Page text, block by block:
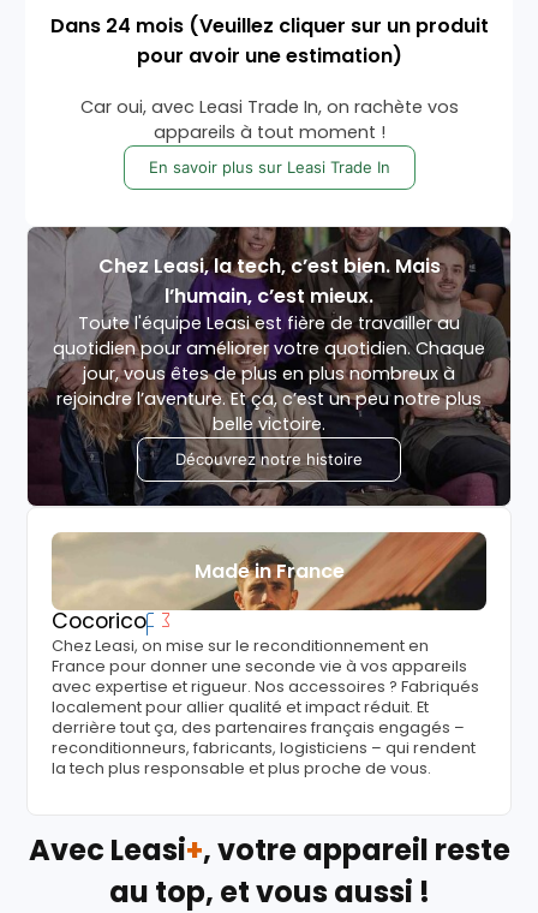
Dans 24 mois (Veuillez cliquer sur un produit
pour avoir une estimation)
Car oui, avec Leasi Trade In, on rachète vos
appareils à tout moment !
En savoir plus sur Leasi Trade In
Chez Leasi, la tech, c’est bien. Mais
l’humain, c’est mieux.
Toute l'équipe Leasi est fière de travailler au
quotidien pour améliorer votre quotidien. Chaque
jour, vous êtes de plus en plus nombreux à
rejoindre l’aventure. Et ça, c’est un peu notre plus
belle victoire.
Découvrez notre histoire
Made in France
Cocorico
Chez Leasi, on mise sur le reconditionnement en
France pour donner une seconde vie à vos appareils
avec expertise et rigueur. Nos accessoires ? Fabriqués
localement pour allier qualité et impact réduit. Et
derrière tout ça, des partenaires français engagés –
reconditionneurs, fabricants, logisticiens – qui rendent
la tech plus responsable et plus proche de vous.
Avec Leasi+, votre appareil reste
au top, et vous aussi !